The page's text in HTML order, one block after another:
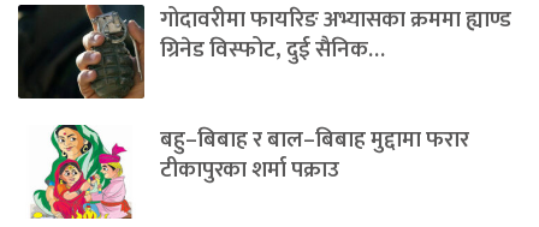
गोदावरीमा फायरिङ अभ्यासका क्रममा ह्याण्ड
ग्रिनेड विस्फोट, दुई सैनिक…
बहु–बिबाह र बाल–बिबाह मुद्दामा फरार
टीकापुरका शर्मा पक्राउ